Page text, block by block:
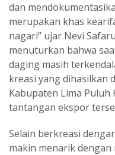
dan
merupakan khas
nagari” ujar Nevi
menuturkan bahwa
daging masih
kreasi yang dihasilkan
Kabupaten Lima Puluh
tantangan ekspor
Selain berkreasi
makin menarik